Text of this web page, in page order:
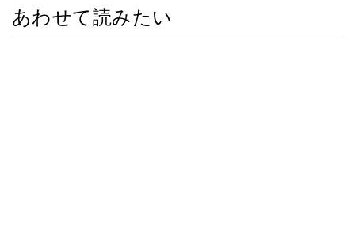
あわせて読みたい